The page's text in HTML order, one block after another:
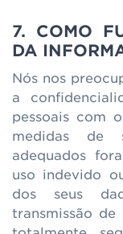
7. COMO
DA
Nós nos
a
pessoais com
medidas de
adequados
uso indevido
dos seus
transmissão